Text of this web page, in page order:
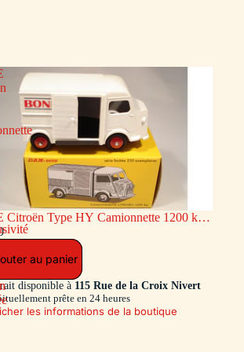
Citroën Type HY Camionnette 1200 kg
Qui Rit (Exclusivité Dan-Toys -
Limitée 250 Ex.)
au panier
disponible à 115 Rue de la Croix Nivert
prête en 24 heures
les informations de la boutique